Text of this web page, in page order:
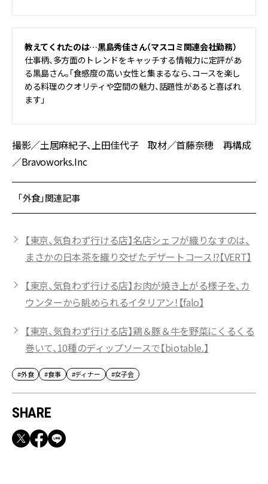
教えてくれたのは…黒島秀佳さん（マスコミ関連会社勤務）
仕事柄、多方面のトレンドをキャッチする情報力に定評があ
る黒島さん。「食感度の高い女性と集まるなら、コースを楽し
める料理のクオリティや空間の魅力、話題性があると喜ばれ
ます」
撮影／土居麻紀子、上田佳代子 取材／首藤奈穂 再構成
／Bravoworks.Inc
「外食」関連記事
【東京、気負わず行ける店】名店シェフが織りなすのは、
まさかの日本茶を織り交ぜたデザートコース!?【VERT】
【東京、気負わず行ける店】お肉が焼き上がる様子を、カ
ウンターから眺められるイタリアン！【falo】
【東京、気負わず行ける店】鶏＆豚＆牛を野菜にくるくる
巻いて、10種のディップソースで【biotable.】
#外食 #食事 #ディナー #女子会
SHARE